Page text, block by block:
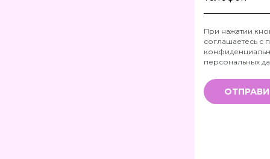
Телефон
*
При нажатии
соглашаетесь с
персональных